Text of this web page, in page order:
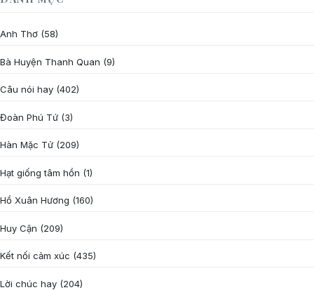
Anh Thơ (58)
Bà Huyện Thanh Quan (9)
Câu nói hay (402)
Đoàn Phú Tứ (3)
Hàn Mặc Tử (209)
Hạt giống tâm hồn (1)
Hồ Xuân Hương (160)
Huy Cận (209)
Kết nối cảm xúc (435)
Lời chúc hay (204)